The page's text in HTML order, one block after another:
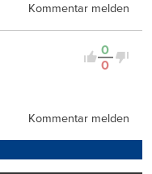
Kommentar melden
0
0
Kommentar melden